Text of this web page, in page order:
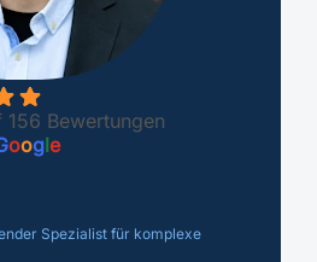
156 Bewertungen
oogle
Spezialist für komplexe